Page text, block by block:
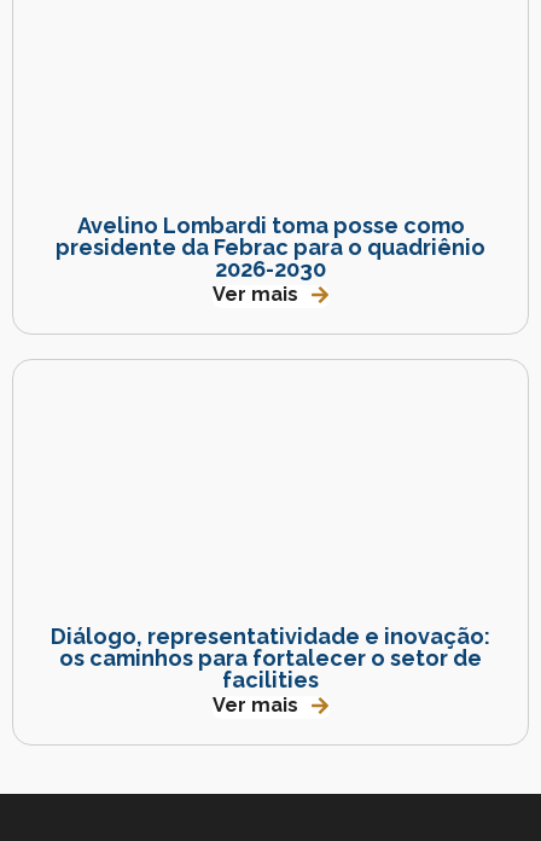
Avelino Lombardi toma posse como
presidente da Febrac para o quadriênio
2026-2030
Ver mais
Diálogo, representatividade e inovação:
os caminhos para fortalecer o setor de
facilities
Ver mais